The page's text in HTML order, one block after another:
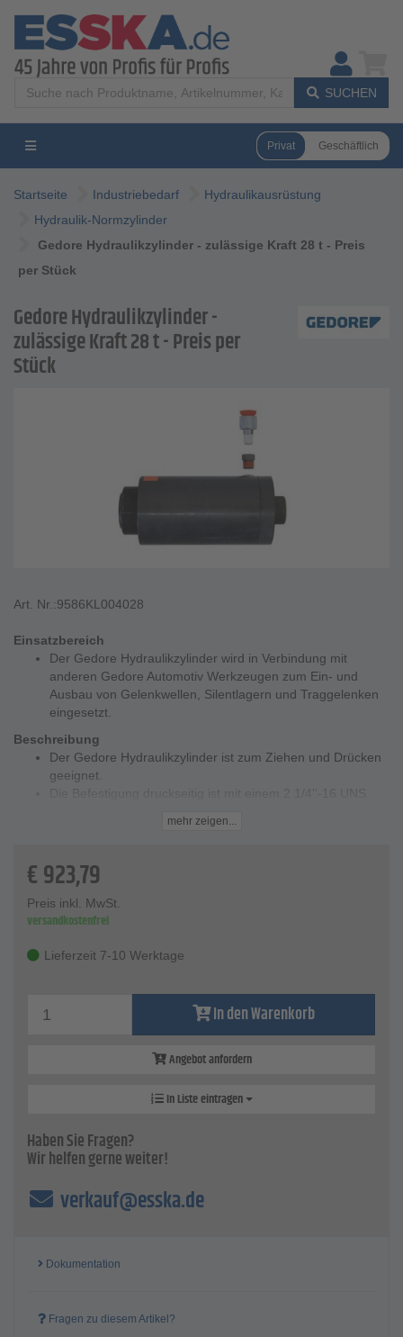
SUCHEN
Privat Geschäftlich
Startseite Industriebedarf
Hydraulikausrüstung
Hydraulik-Normzylinder
Gedore Hydraulikzylinder - zulässige Kraft 28 t - Preis
per Stück
Gedore Hydraulikzylinder -
zulässige Kraft 28 t - Preis per
Stück
Art. Nr.:9586KL004028
Einsatzbereich
Der Gedore Hydraulikzylinder wird in Verbindung mit
anderen Gedore Automotiv Werkzeugen zum Ein- und
Ausbau von Gelenkwellen, Silentlagern und Traggelenken
eingesetzt.
Beschreibung
Der Gedore Hydraulikzylinder ist zum Ziehen und Drücken
geeignet.
Zu Verwendung werden weitere Gedore Automotiv
Technische Daten
Maximalhub - 50 mm
Öldruck (max.) - 700 bar
Kolbenfläche - 40,6 cm³
Befestigungsgewinde zugseitig - M42x2
Zylinder Außendurchmesser - 99 mm
Zylinder Bauhöhe eingefahren - 235 mm
Anschlußgewinde für Hydraulik-Kupplung - 3/8" NPT
mehr zeigen...
€923,79
Preis inkl. MwSt.
versandkostenfrei
Lieferzeit 7-10 Werktage
In den Warenkorb
Angebot anfordern
In Liste eintragen
Haben Sie Fragen?
Wir helfen gerne weiter!
verkauf@esska.de
Dokumentation
Fragen zu diesem Artikel?